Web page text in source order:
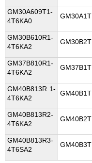
GM30A609T1-
4T6KA0
GM30A1T
GM30B610R1-
4T6KA2
GM30B2T
GM37B810R1-
4T6KA2
GM37B1T
GM40B813R 1-
4T6KA2
GM40B1T
GM40B813R2-
4T6KA2
GM40B2T
GM40B813R3-
4T6SA2
GM40B3T